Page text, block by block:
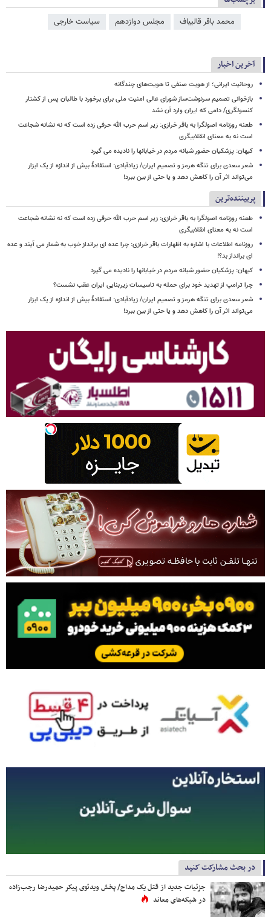
محمد باقر قالیباف مجلس دوازدهم سیاست خارجی
آخرین اخبار
روحانیت ایرانی؛ از هویت صنفی تا هویت‌های چندگانه
بازخوانی تصمیم سرنوشت‌ساز شورای عالی امنیت ملی برای برخورد با طالبان پس از کشتار
کنسولگری/ دامی که ایران وارد آن نشد
طعنه روزنامه اصولگرا به باقر خرازی: زیر اسم حرب الله حرفی زده است که نه نشانه شجاعت
است نه به معنای انقلابیگری
کیهان: پزشکیان حضور شبانه مردم در خیابانها را نادیده می گیرد
شعر سعدی برای تنگه هرمز و تصمیم ایران/ زیادآبادی: استفادهٔ بیش از اندازه از یک ابزار
می‌تواند اثر آن را کاهش دهد و یا حتی از بین ببرد!
پربیننده‌ترین
طعنه روزنامه اصولگرا به باقر خرازی: زیر اسم حرب الله حرفی زده است که نه نشانه شجاعت
است نه به معنای انقلابیگری
روزنامه اطلاعات با اشاره به اظهارات باقر خرازی: چرا عده ای برانداز خوب به شمار می آیند و عده
ای برانداز بد؟!
کیهان: پزشکیان حضور شبانه مردم در خیابانها را نادیده می گیرد
چرا ترامپ از تهدید خود برای حمله به تاسیسات زیربنایی ایران عقب نشست؟
شعر سعدی برای تنگه هرمز و تصمیم ایران/ زیادآبادی: استفادهٔ بیش از اندازه از یک ابزار
می‌تواند اثر آن را کاهش دهد و یا حتی از بین ببرد!
در بحث مشارکت کنید
جزئیات جدید از قتل یک مداح/ پخش ویدئوی پیکر حمیدرضا رجب‌زاده
در شبکه‌های معاند